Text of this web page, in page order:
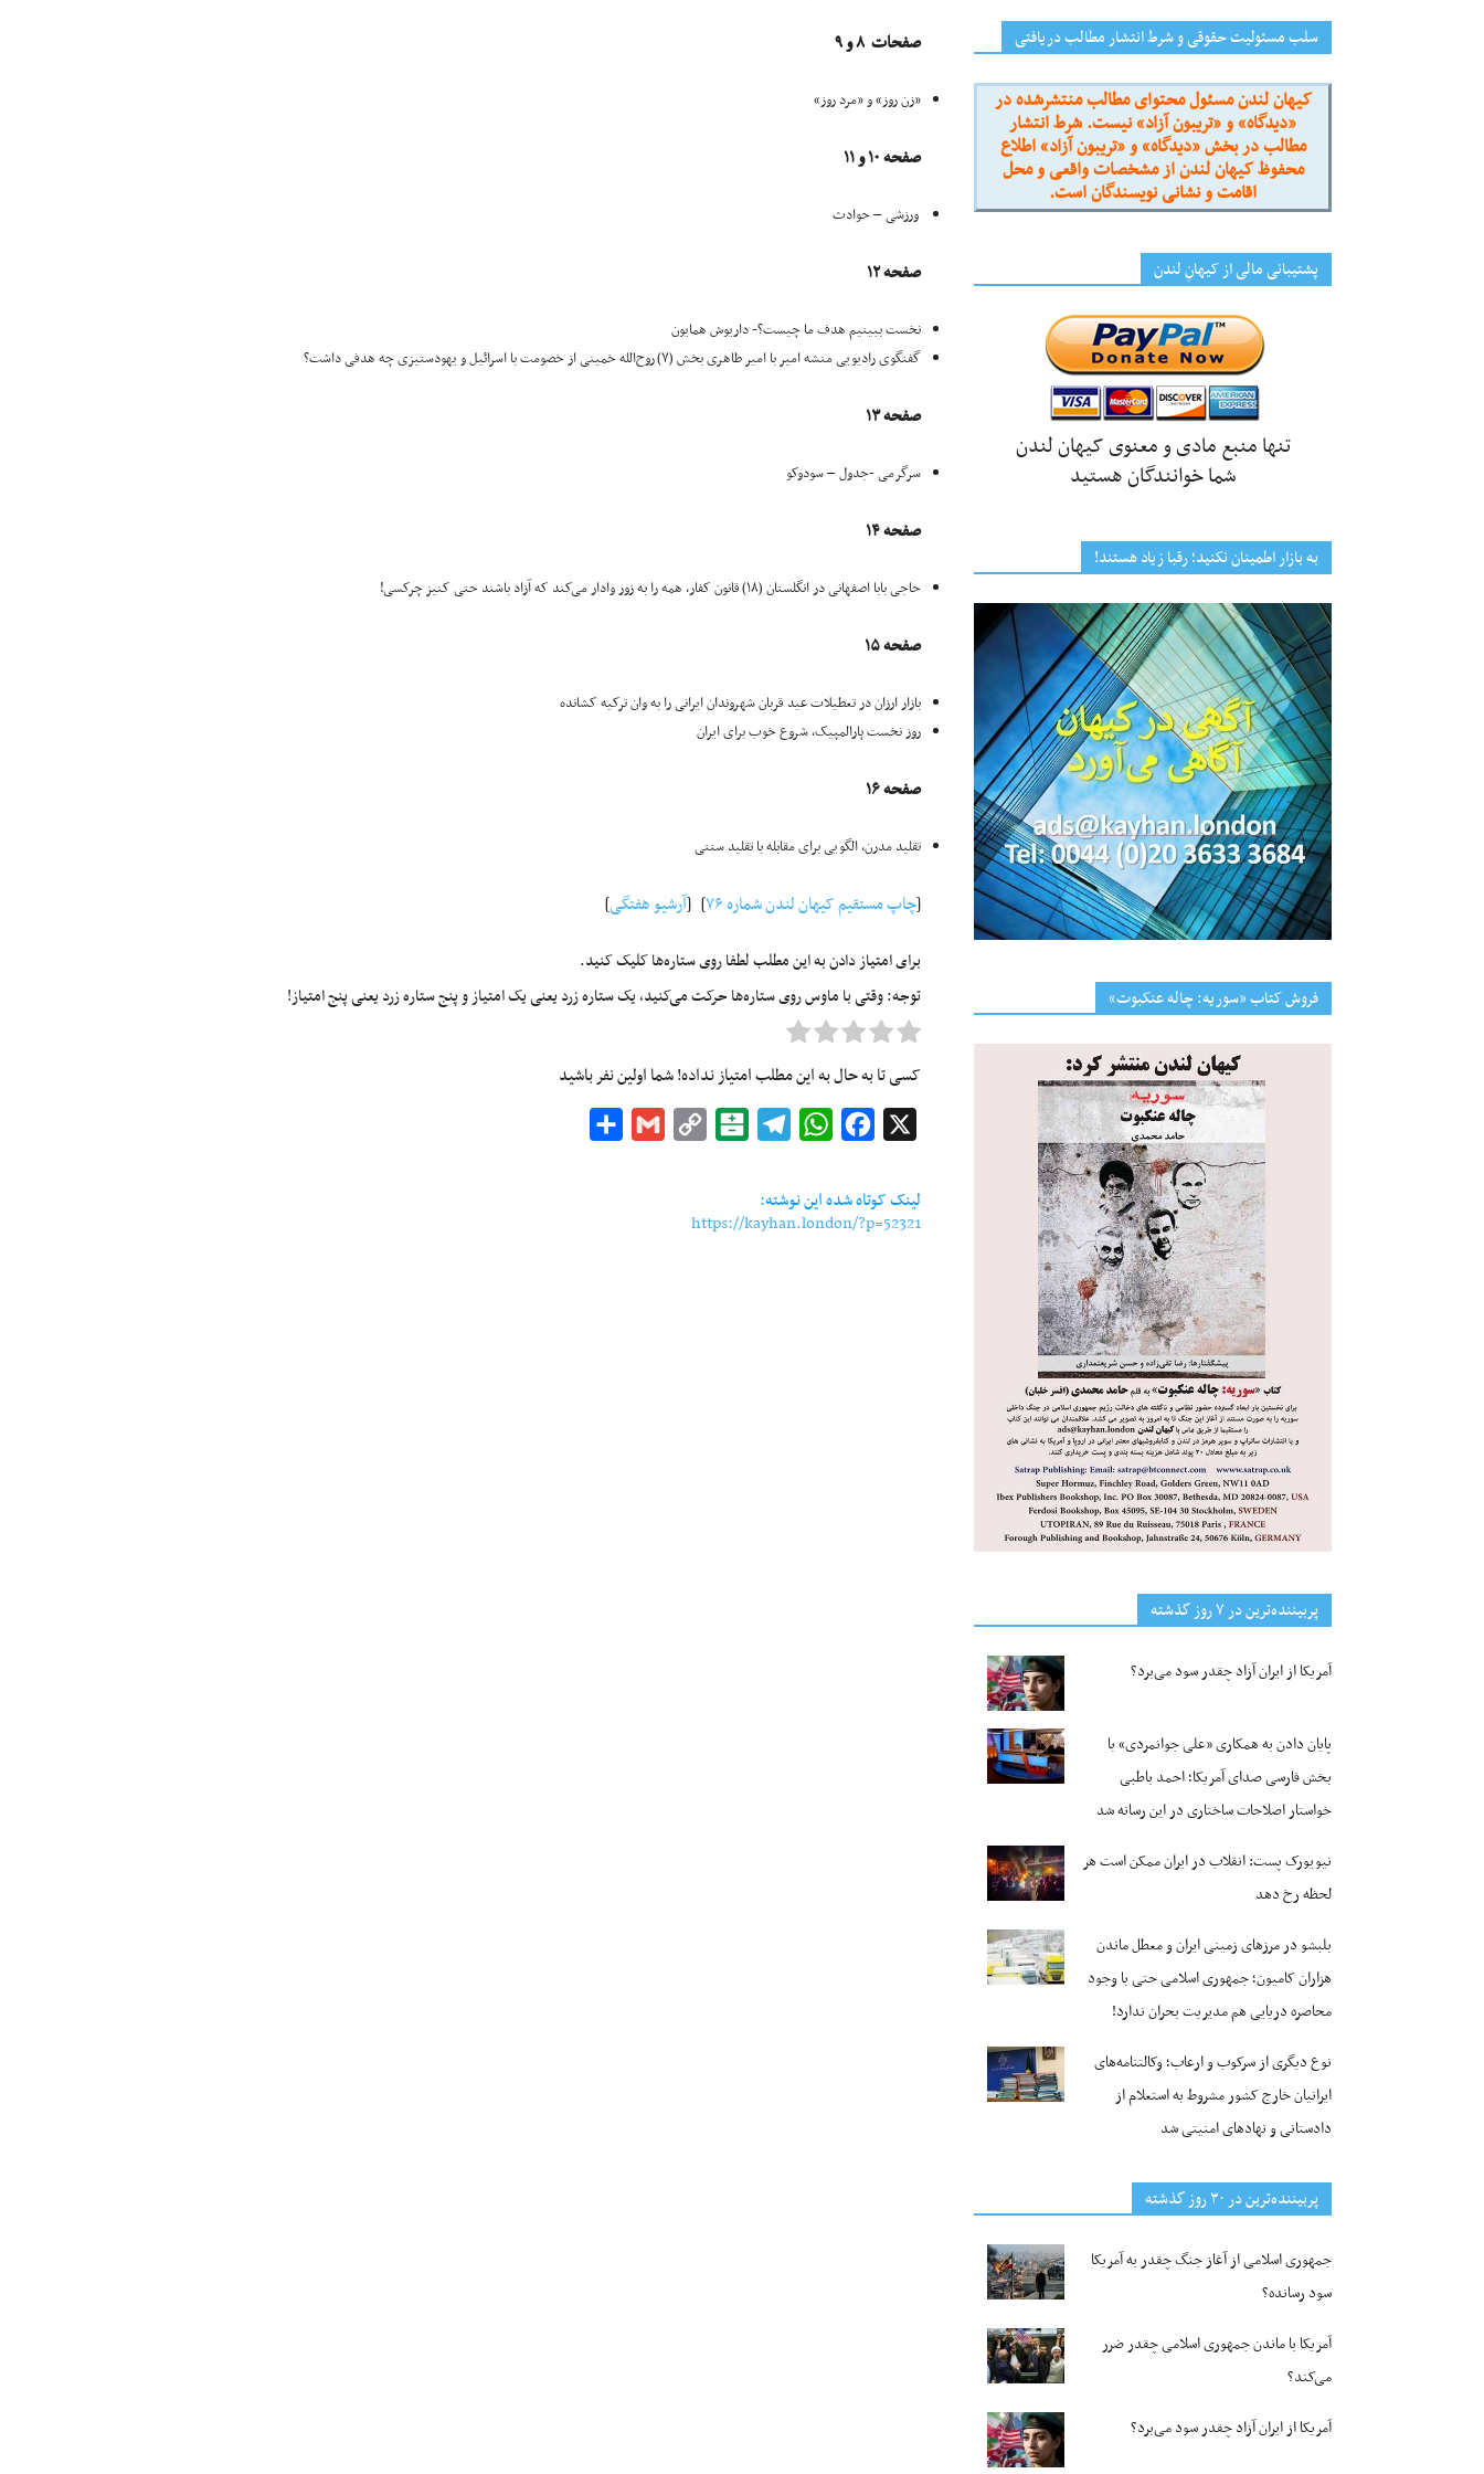
صفحات ۸ و ۹
«زن روز» و «مرد روز»
صفحه ۱۰ و ۱۱
ورزشی – حوادث
صفحه ۱۲
نخست ببینیم هدف ما چیست؟- داریوش همایون
گفتگوی رادیویی منشه امیر با امیر طاهری بخش (۷) روح‌الله خمینی از خصومت با اسرائیل و یهودستیزی چه هدفی داشت؟
صفحه ۱۳
سرگرمی -جدول – سودوکو
صفحه ۱۴
حاجی بابا اصفهانی در انگلستان (۱۸) قانون کفار، همه را به زور وادار می‌کند که آزاد باشند حتی کنیز چرکسی!
صفحه ۱۵
بازار ارزان در تعطیلات عید قربان شهروندان ایرانی را به وان ترکیه کشانده
روز نخست پارالمپیک، شروع خوب برای ایران
صفحه ۱۶
تقلید مدرن، الگویی برای مقابله با تقلید سنتی
[چاپ مستقیم کیهان لندن شماره ۷۶ ] [آرشیو هفتگی]
برای امتیاز دادن به این مطلب لطفا روی ستاره‌ها کلیک کنید.
توجه: وقتی با ماوس روی ستاره‌ها حرکت می‌کنید، یک ستاره زرد یعنی یک امتیاز و پنج ستاره زرد یعنی پنج امتیاز!
کسی تا به حال به این مطلب امتیاز نداده! شما اولین نفر باشید
Facebook
WhatsApp
Telegram
Balatarin
Copy
Gmail
لینک کوتاه شده این نوشته:
https://kayhan.london/?p=52321
سلب مسئولیت حقوقی و شرط انتشار مطالب دریافتی
کیهان لندن مسئول محتوای مطالب منتشرشده در
«دیدگاه» و «تریبون آزاد» نیست. شرط انتشار
مطالب در بخش «دیدگاه» و «تریبون آزاد» اطلاع
محفوظ کیهان لندن از مشخصات واقعی و محل
اقامت و نشانی نویسندگان است.
پشتیبانی مالی از کیهانِ لندن
تنها منبع مادی و معنوی کیهان لندن
شما خوانندگان هستید
به بازار اطمینان نکنید؛ رقبا زیاد هستند!
فروش کتاب «سوریه: چاله عنکبوت»
پربیننده‌ترین‌ در ۷ روز گذشته
آمریکا از ایران آزاد چقدر سود می‌برد؟
پایان دادن به همکاری «علی جوانمردی» با
بخش فارسی صدای آمریکا؛ احمد باطبی
خواستار اصلاحات ساختاری در این رسانه شد
نیویورک پست: انقلاب در ایران ممکن است هر
لحظه رخ دهد
بلبشو در مرزهای زمینی ایران و معطل ماندن
هزاران کامیون؛ جمهوری اسلامی حتی با وجود
محاصره دریایی هم مدیریت بحران ندارد!
نوع دیگری از سرکوب و ارعاب؛ وکالتنامه‌های
ایرانیان خارج کشور مشروط به استعلام از
دادستانی و نهادهای امنیتی شد
پربیننده‌ترین‌ در ۳۰ روز گذشته
جمهوری اسلامی از آغاز جنگ چقدر به آمریکا
سود رسانده؟
آمریکا با ماندن جمهوری اسلامی چقدر ضرر
می‌کند؟
آمریکا از ایران آزاد چقدر سود می‌برد؟